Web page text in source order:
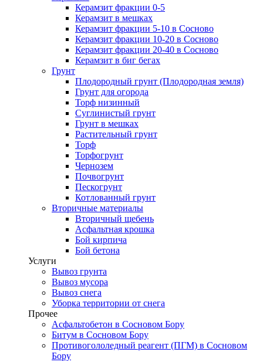
Керамзит фракции 0-5
Керамзит в мешках
Керамзит фракции 5-10 в Сосново
Керамзит фракции 10-20 в Сосново
Керамзит фракции 20-40 в Сосново
Керамзит в биг бегах
Грунт
Плодородный грунт (Плодородная земля)
Грунт для огорода
Торф низинный
Суглинистый грунт
Грунт в мешках
Растительный грунт
Торф
Торфогрунт
Чернозем
Почвогрунт
Пескогрунт
Котлованный грунт
Вторичные материалы
Вторичный щебень
Асфальтная крошка
Бой кирпича
Бой бетона
Услуги
Вывоз грунта
Вывоз мусора
Вывоз снега
Уборка территории от снега
Прочее
Асфальтобетон в Сосновом Бору
Битум в Сосновом Бору
Противогололедный реагент (ПГМ) в Сосновом
Бору